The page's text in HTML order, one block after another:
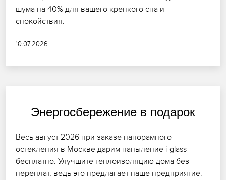
шума на 40% для вашего крепкого сна и
спокойствия.
10.07.2026
Энергосбережение в подарок
Весь август 2026 при заказе панорамного
остекления в Москве дарим напыление i-glass
бесплатно. Улучшите теплоизоляцию дома без
переплат, ведь это предлагает наше предприятие.